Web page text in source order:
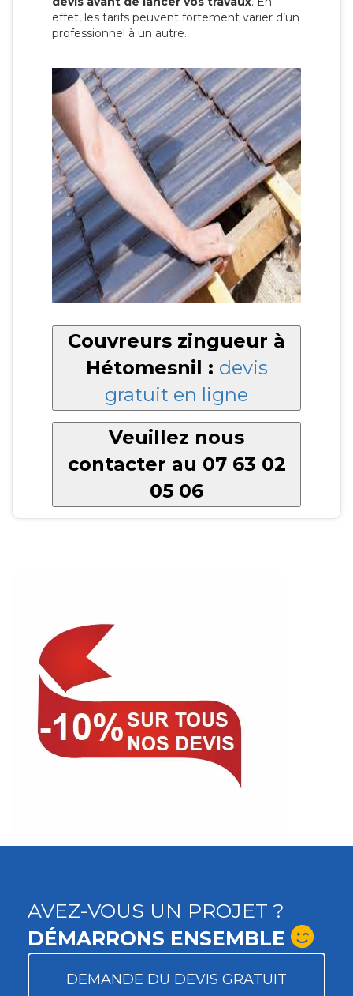
effet, les tarifs peuvent fortement varier d’un
professionnel à un autre.
Couvreurs zingueur à
Hétomesnil : devis
gratuit en ligne
Veuillez nous
contacter au 07 63 02
05 06
AVEZ-VOUS UN PROJET ?
DÉMARRONS ENSEMBLE
DEMANDE DU DEVIS GRATUIT